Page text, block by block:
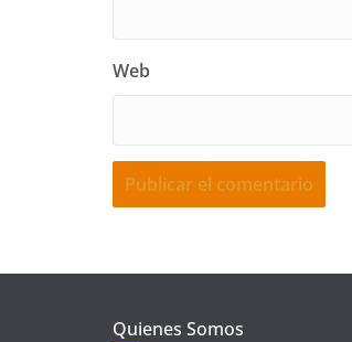
Web
Quienes Somos